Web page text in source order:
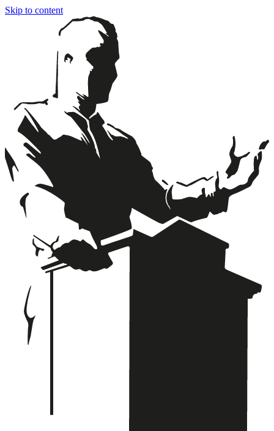
Skip to content